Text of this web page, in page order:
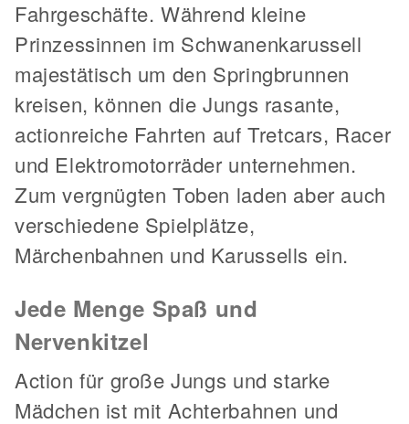
Fahrgeschäfte. Während kleine
Prinzessinnen im Schwanenkarussell
majestätisch um den Springbrunnen
kreisen, können die Jungs rasante,
actionreiche Fahrten auf Tretcars, Racer
und Elektromotorräder unternehmen.
Zum vergnügten Toben laden aber auch
verschiedene Spielplätze,
Märchenbahnen und Karussells ein.
Jede Menge Spaß und
Nervenkitzel
Action für große Jungs und starke
Mädchen ist mit Achterbahnen und